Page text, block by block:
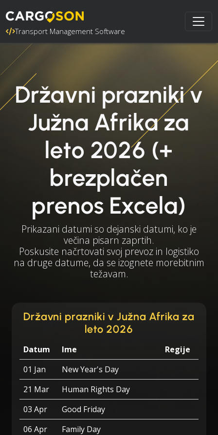
Transport Management Software
Državni prazniki v
Južna Afrika za
leto 2026 (+
brezplačen
prenos Excela)
Prikazani datumi so dejanski datumi, ko je
večina pisarn zaprtih.
Poskusite načrtovati svoj prevoz in logistiko
na druge datume, da se izognete morebitnim
težavam.
Državni prazniki v Južna Afrika za
leto 2026
Datum Ime
Regije
01 Jan
New Year's Day
21 Mar
Human Rights Day
03 Apr
Good Friday
06 Apr
Family Day